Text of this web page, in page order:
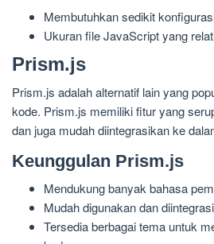
Membutuhkan sedikit
Ukuran file JavaScript yang
Prism.js
Prism.js adalah alternatif lain yang
kode. Prism.js memiliki fitur yang
dan juga mudah diintegrasikan ke
Keunggulan Prism.js
Mendukung banyak bahasa
Mudah digunakan dan
Tersedia berbagai tema untuk